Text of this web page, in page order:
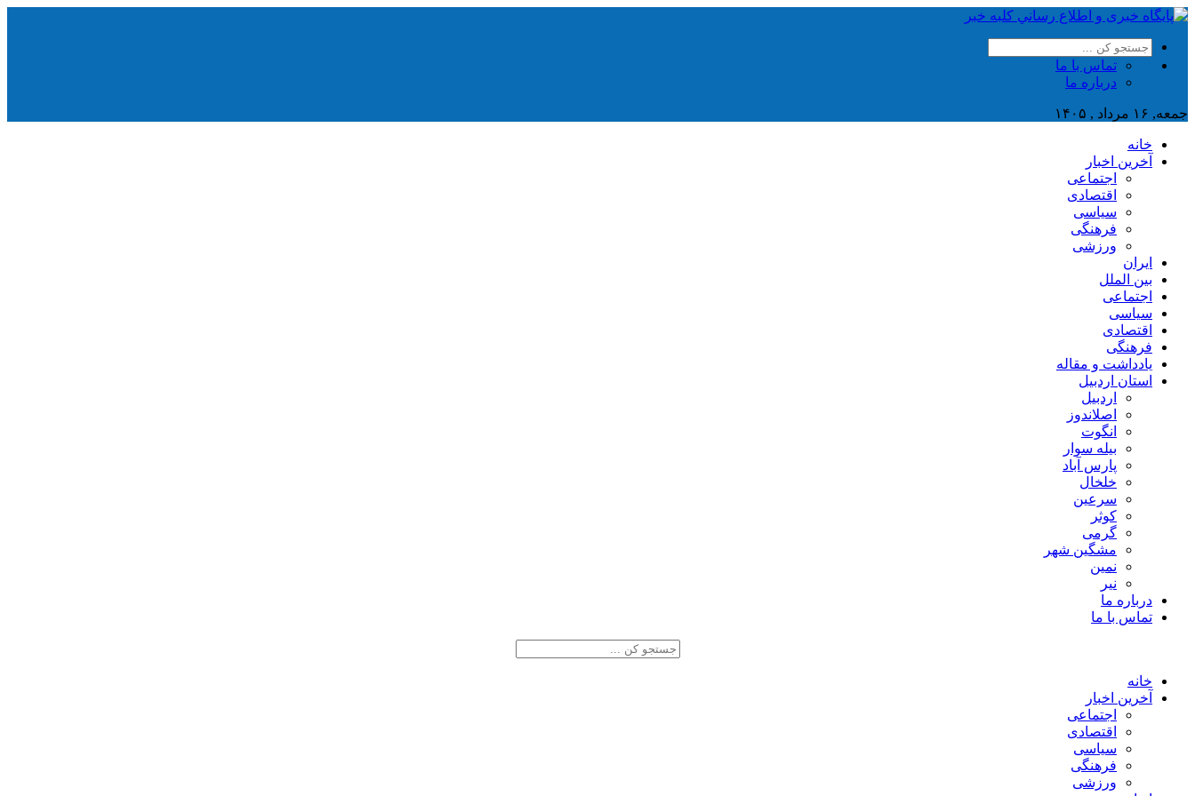
تماس با ما
درباره ما
جمعه, ۱۶ مرداد , ۱۴۰۵
خانه
آخرین اخبار
اجتماعی
اقتصادی
سیاسی
فرهنگی
ورزشی
ایران
بین الملل
اجتماعی
سیاسی
اقتصادی
فرهنگی
یادداشت و مقاله
استان اردبیل
اردبیل
اصلاندوز
انگوت
بیله سوار
پارس آباد
خلخال
سرعین
کوثر
گرمی
مشگین شهر
نمین
نیر
درباره ما
تماس با ما
خانه
آخرین اخبار
اجتماعی
اقتصادی
سیاسی
فرهنگی
ورزشی